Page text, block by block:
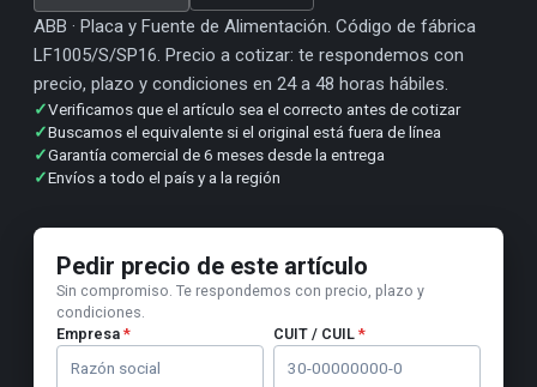
ABB · Placa y Fuente de Alimentación. Código de fábrica
LF1005/S/SP16. Precio a cotizar: te respondemos con
precio, plazo y condiciones en 24 a 48 horas hábiles.
✓Verificamos que el artículo sea el correcto antes de cotizar
✓Buscamos el equivalente si el original está fuera de línea
✓Garantía comercial de 6 meses desde la entrega
✓Envíos a todo el país y a la región
Pedir precio de este artículo
Sin compromiso. Te respondemos con precio, plazo y
condiciones.
Empresa * CUIT / CUIL *